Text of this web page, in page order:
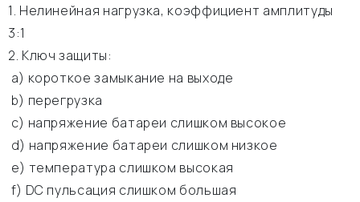
1. Нелинейная нагрузка, коэффициент амплитуды
3:1
2. Ключ защиты:
а) короткое замыкание на выходе
b) перегрузка
c) напряжение батареи слишком высокое
d) напряжение батареи слишком низкое
e) температура слишком высокая
f) DC пульсация слишком большая